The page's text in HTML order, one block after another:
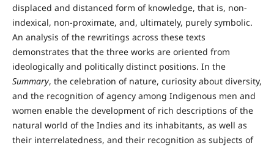
displaced and distanced form of knowledge, that is, non-
indexical, non-proximate, and, ultimately, purely symbolic.
An analysis of the rewritings across these texts
demonstrates that the three works are oriented from
ideologically and politically distinct positions. In the
Summary, the celebration of nature, curiosity about diversity,
and the recognition of agency among Indigenous men and
women enable the development of rich descriptions of the
natural world of the Indies and its inhabitants, as well as
their interrelatedness, and their recognition as subjects of